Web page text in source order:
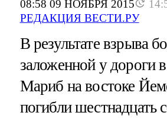
08:58 09 НОЯБРЯ 2015
РЕДАКЦИЯ ВЕСТИ.РУ
В результате взрыва
заложенной у дороги
Мариб на востоке
погибли шестнадцать